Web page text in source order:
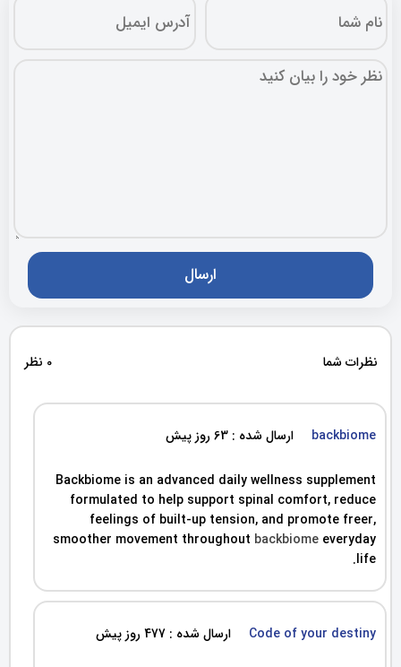
نظرات شما 0 نظر
backbiome ارسال شده : 63 روز پیش
Backbiome is an advanced daily wellness supplement
formulated to help support spinal comfort, reduce
feelings of built-up tension, and promote freer,
smoother movement throughout backbiome everyday
life.
Code of your destiny ارسال شده : 477 روز پیش